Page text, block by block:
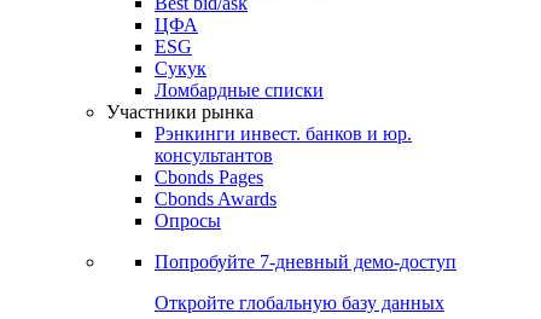
ЦФА
ESG
Сукук
Ломбардные списки
Участники рынка
Рэнкинги инвест. банков и юр.
консультантов
Cbonds Pages
Cbonds Awards
Опросы
Попробуйте 7-дневный демо-доступ
Откройте глобальную базу данных